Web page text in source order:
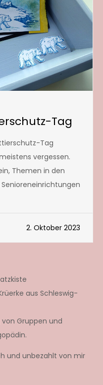
Tag
Tag
vergessen.
Themen in den
2. Oktober 2023
aus Schleswig-
Gruppen und
und unbezahlt von mir